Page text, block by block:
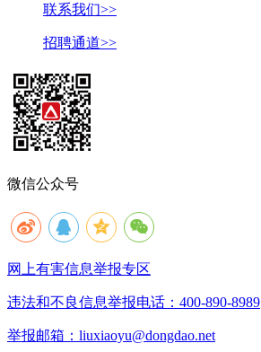
联系我们>>
招聘通道>>
微信公众号
网上有害信息举报专区
违法和不良信息举报电话：400-890-8989
举报邮箱：liuxiaoyu@dongdao.net